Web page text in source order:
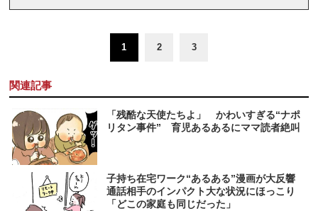
1 2 3
関連記事
「残酷な天使たちよ」 かわいすぎる“ナポ
リタン事件” 育児あるあるにママ読者絶叫
子持ち在宅ワーク“あるある”漫画が大反響
通話相手のインパクト大な状況にほっこり
「どこの家庭も同じだった」